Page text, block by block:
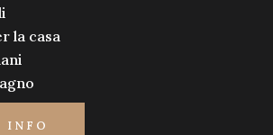
la casa
INFO